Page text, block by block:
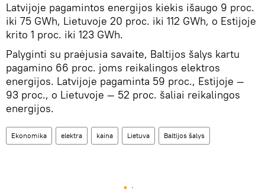
Latvijoje pagamintos energijos kiekis išaugo 9 proc.
iki 75 GWh, Lietuvoje 20 proc. iki 112 GWh, o Estijoje
krito 1 proc. iki 123 GWh.
Palyginti su praėjusia savaite, Baltijos šalys kartu
pagamino 66 proc. joms reikalingos elektros
energijos. Latvijoje pagaminta 59 proc., Estijoje —
93 proc., o Lietuvoje — 52 proc. šaliai reikalingos
energijos.
Ekonomika elektra kaina Lietuva Baltijos šalys